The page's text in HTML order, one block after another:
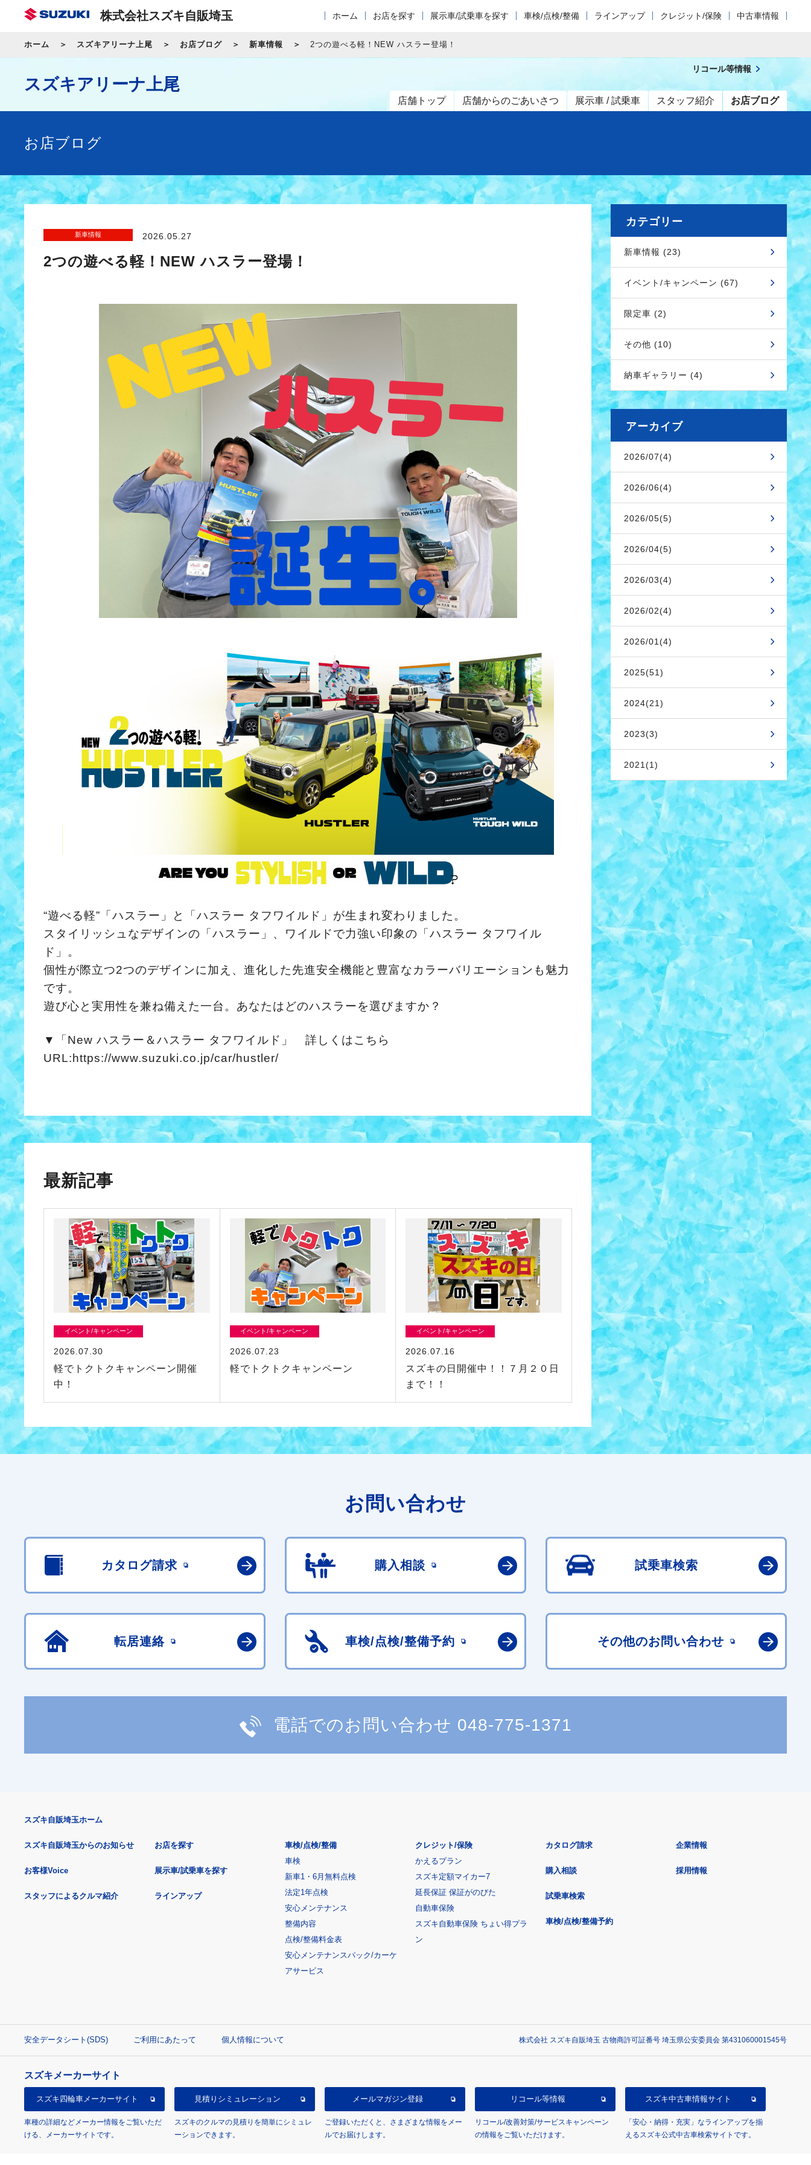
株式会社スズキ自販埼玉 ホーム お店を探す 展示車/試乗車を探す 車検/点検/整備 ラインアップ クレジット/保険 中古車情報
ホーム スズキアリーナ上尾 お店ブログ 新車情報 2つの遊べる軽！NEW ハスラー登場！
スズキアリーナ上尾
店舗トップ 店舗からのごあいさつ 展示車 / 試乗車 スタッフ紹介 お店ブログ
リコール等情報
お店ブログ
新車情報 2026.05.27
2つの遊べる軽！NEW ハスラー登場！
“遊べる軽”「ハスラー」と「ハスラー タフワイルド」が生まれ変わりました。
スタイリッシュなデザインの「ハスラー」、ワイルドで力強い印象の「ハスラー タフワイル
ド」。
個性が際立つ2つのデザインに加え、進化した先進安全機能と豊富なカラーバリエーションも魅力
です。
遊び心と実用性を兼ね備えた一台。あなたはどのハスラーを選びますか？
▼「New ハスラー＆ハスラー タフワイルド」 詳しくはこちら
URL:https://www.suzuki.co.jp/car/hustler/
最新記事
イベント/キャンペーン
2026.07.30
軽でトクトクキャンペーン開催
中！
イベント/キャンペーン
2026.07.23
軽でトクトクキャンペーン
イベント/キャンペーン
2026.07.16
スズキの日開催中！！７月２０日
まで！！
カテゴリー
新車情報 (23)
イベント/キャンペーン (67)
限定車 (2)
その他 (10)
納車ギャラリー (4)
アーカイブ
2026/07(4)
2026/06(4)
2026/05(5)
2026/04(5)
2026/03(4)
2026/02(4)
2026/01(4)
2025(51)
2024(21)
2023(3)
2021(1)
お問い合わせ
カタログ請求 購入相談 試乗車検索
転居連絡 車検/点検/整備予約 その他のお問い合わせ
電話でのお問い合わせ 048-775-1371
スズキ自販埼玉ホーム
スズキ自販埼玉からのお知らせ
お客様Voice
スタッフによるクルマ紹介
お店を探す
展示車/試乗車を探す
ラインアップ
車検/点検/整備
車検
新車1・6月無料点検
法定1年点検
安心メンテナンス
整備内容
点検/整備料金表
安心メンテナンスパック/カーケ
アサービス
クレジット/保険
かえるプラン
スズキ定額マイカー7
延長保証 保証がのびた
自動車保険
スズキ自動車保険 ちょい得プラ
ン
カタログ請求
購入相談
試乗車検索
車検/点検/整備予約
企業情報
採用情報
安全データシート(SDS) ご利用にあたって 個人情報について 株式会社 スズキ自販埼玉 古物商許可証番号 埼玉県公安委員会 第431060001545号
スズキメーカーサイト
スズキ四輪車メーカーサイト
車種の詳細などメーカー情報をご覧いただ
ける、メーカーサイトです。
見積り シミュレーション
スズキのクルマの見積りを簡単にシミュレ
ーションできます。
メールマガジン登録
ご登録いただくと、さまざまな情報をメー
ルでお届けします。
リコール等情報
リコール/改善対策/サービスキャンペーン
の情報をご覧いただけます。
スズキ中古車情報サイト
「安心・納得・充実」なラインアップを揃
えるスズキ公式中古車検索サイトです。